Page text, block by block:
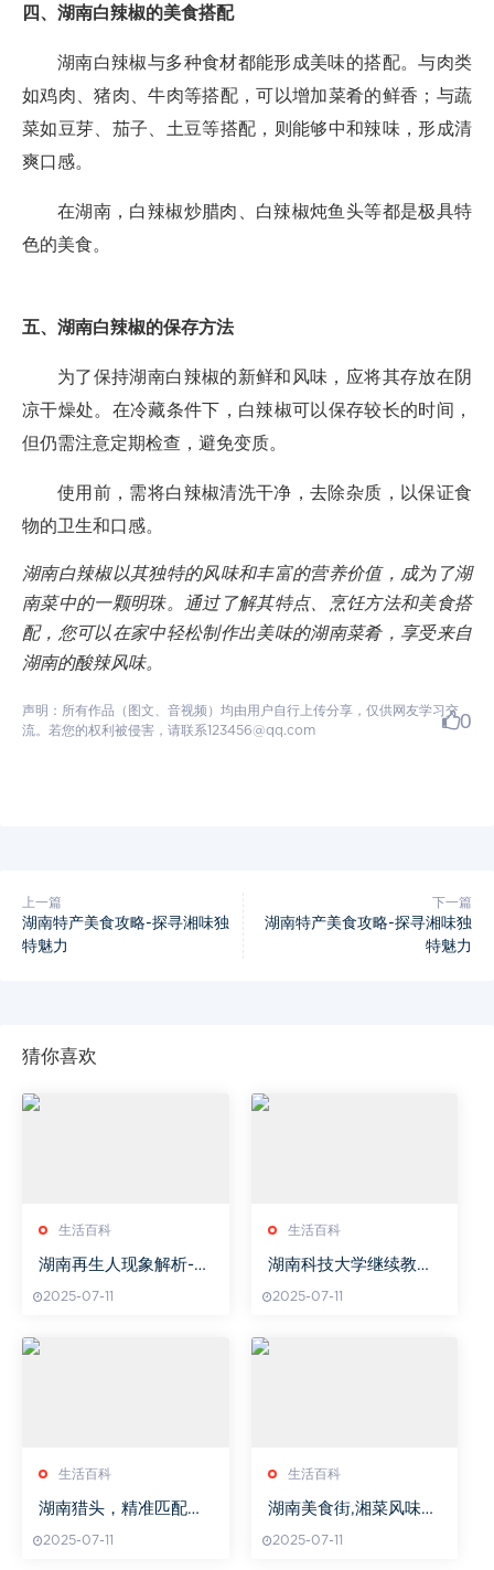
四、湖南白辣椒的美食搭配
湖南白辣椒与多种食材都能形成美味的搭配。与肉类
如鸡肉、猪肉、牛肉等搭配，可以增加菜肴的鲜香；与蔬
菜如豆芽、茄子、土豆等搭配，则能够中和辣味，形成清
爽口感。
在湖南，白辣椒炒腊肉、白辣椒炖鱼头等都是极具特
色的美食。
五、湖南白辣椒的保存方法
为了保持湖南白辣椒的新鲜和风味，应将其存放在阴
凉干燥处。在冷藏条件下，白辣椒可以保存较长的时间，
但仍需注意定期检查，避免变质。
使用前，需将白辣椒清洗干净，去除杂质，以保证食
物的卫生和口感。
湖南白辣椒以其独特的风味和丰富的营养价值，成为了湖
南菜中的一颗明珠。通过了解其特点、烹饪方法和美食搭
配，您可以在家中轻松制作出美味的湖南菜肴，享受来自
湖南的酸辣风味。
声明：所有作品（图文、音视频）均由用户自行上传分享，仅供网友学习交
流。若您的权利被侵害，请联系123456@qq.com
0
上一篇
湖南特产美食攻略-探寻湘味独
特魅力
下一篇
湖南特产美食攻略-探寻湘味独
特魅力
猜你喜欢
生活百科
湖南再生人现象解析-神
读
2025-07-11
生活百科
湖南科技大学继续教育
与实践-继续教育发展分
2025-07-11
生活百科
湖南猎头，精准匹配人
2025-07-11
生活百科
湖南美食街,湘菜风味与
2025-07-11